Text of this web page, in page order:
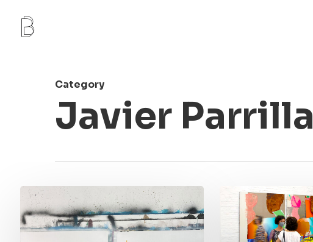
Category
Javier Parrilla